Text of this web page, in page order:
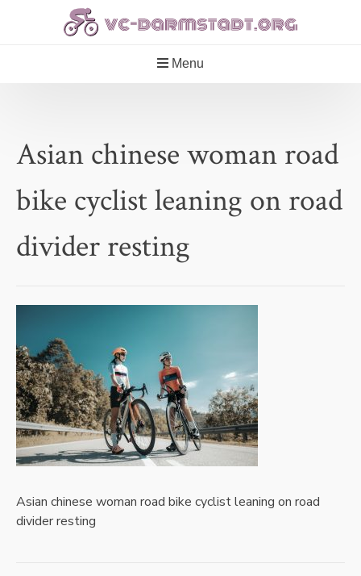
Menu
Asian chinese woman road
bike cyclist leaning on road
divider resting
Asian chinese woman road bike cyclist leaning on road
divider resting